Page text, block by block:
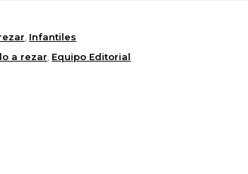
Infantiles
a rezar Equipo Editorial